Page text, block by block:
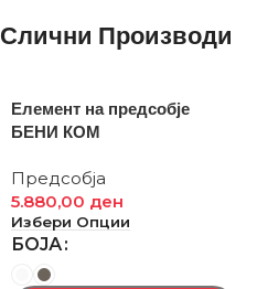
Слични Производи
Елемент на предсобје
БЕНИ КОМ
Предсобја
5.880,00 ден
Избери Опции
БОЈА